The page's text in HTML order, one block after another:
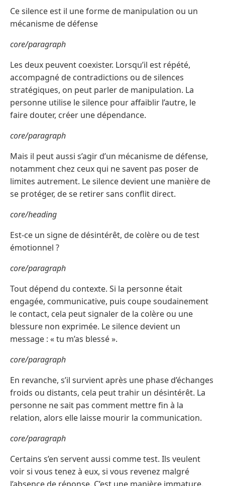
Ce silence est il une forme de manipulation ou un
mécanisme de défense
core/paragraph
Les deux peuvent coexister. Lorsqu’il est répété,
accompagné de contradictions ou de silences
stratégiques, on peut parler de manipulation. La
personne utilise le silence pour affaiblir l’autre, le
faire douter, créer une dépendance.
core/paragraph
Mais il peut aussi s’agir d’un mécanisme de défense,
notamment chez ceux qui ne savent pas poser de
limites autrement. Le silence devient une manière de
se protéger, de se retirer sans conflit direct.
core/heading
Est-ce un signe de désintérêt, de colère ou de test
émotionnel ?
core/paragraph
Tout dépend du contexte. Si la personne était
engagée, communicative, puis coupe soudainement
le contact, cela peut signaler de la colère ou une
blessure non exprimée. Le silence devient un
message : « tu m’as blessé ».
core/paragraph
En revanche, s’il survient après une phase d’échanges
froids ou distants, cela peut trahir un désintérêt. La
personne ne sait pas comment mettre fin à la
relation, alors elle laisse mourir la communication.
core/paragraph
Certains s’en servent aussi comme test. Ils veulent
voir si vous tenez à eux, si vous revenez malgré